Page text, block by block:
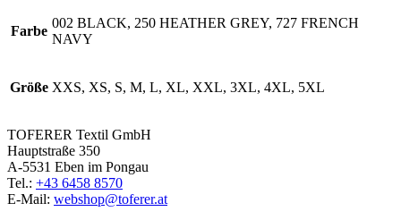
Farbe
002 BLACK, 250 HEATHER GREY, 727 FRENCH
NAVY
Größe XXS, XS, S, M, L, XL, XXL, 3XL, 4XL, 5XL
TOFERER Textil GmbH
Hauptstraße 350
A-5531 Eben im Pongau
Tel.: +43 6458 8570
E-Mail: webshop@toferer.at